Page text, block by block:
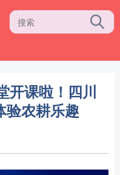
开课啦！四川
验农耕乐趣